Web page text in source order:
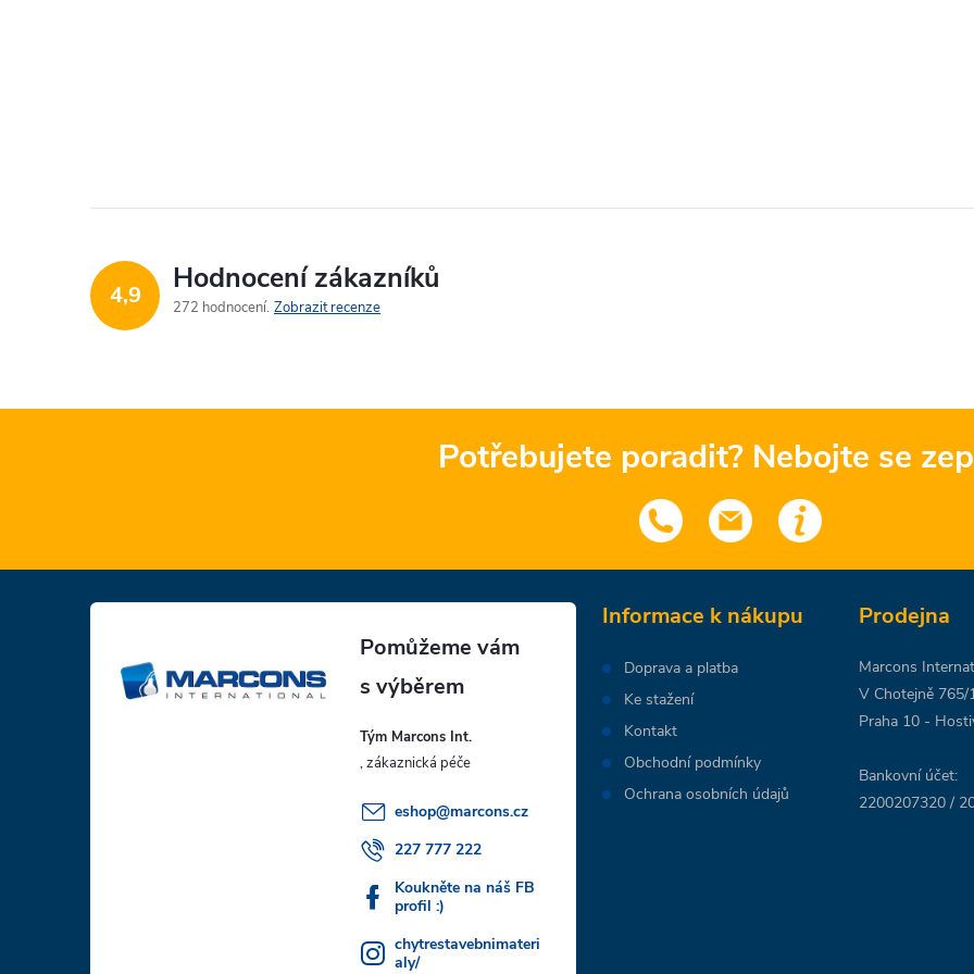
4,9 Hodnocení zákazníků
272 hodnocení Zobrazit recenze
Potřebujete poradit? Nebojte se
Tým Marcons Int.
eshop@marcons.cz
227 777 222
Koukněte na náš FB
profil :)
chytrestavebnimateri
aly/
Informace k nákupu
Doprava a platba
Ke stažení
Kontakt
Obchodní podmínky
Ochrana osobních údajů
Prodejna
Marcons
V Chotejně 765/
Praha 10 -
Bankovní účet:
2200207320 /